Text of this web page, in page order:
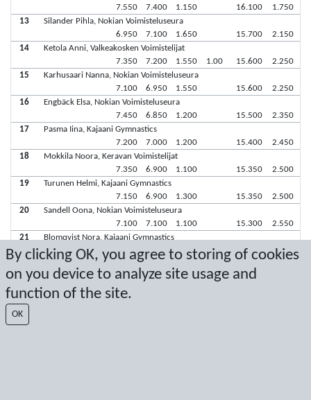
By clicking OK, you agree to storing of cookies
on you device to analyze site usage and
function of the site.
OK
7.550
7.400 1.150 16.100
1.750
13
Silander Pihla, Nokian Voimisteluseura
6.950
7.100 1.650 15.700
2.150
14
Ketola Anni, Valkeakosken Voimistelijat
7.350
7.200 1.550 1.00 15.600
2.250
15
Karhusaari Nanna, Nokian Voimisteluseura
7.100
6.950 1.550 15.600
2.250
16
Engbäck Elsa, Nokian Voimisteluseura
7.450
6.850 1.200 15.500
2.350
17
Pasma Iina, Kajaani Gymnastics
7.200
7.000 1.200 15.400
2.450
18
Mokkila Noora, Keravan Voimistelijat
7.350
6.900 1.100 15.350
2.500
19
Turunen Helmi, Kajaani Gymnastics
7.150
6.900 1.300 15.350
2.500
20
Sandell Oona, Nokian Voimisteluseura
7.100
7.100 1.100 15.300
2.550
21
Blomqvist Nora, Kajaani Gymnastics
7.150
6.850 1.100 15.100
2.750
Keränen Jasmine, Kajaani Gymnastics
6.900
6.600 1.150 14.650
23
Puolakanaho Vilma, Oulun Naisvoimistelijat
24